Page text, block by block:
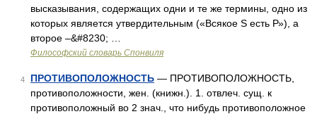
высказывания, содержащих одни и те же термины, одно из
которых является утвердительным («Всякое S есть Р»), а
второе –&#8230; …
Философский словарь Спонвиля
4 ПРОТИВОПОЛОЖНОСТЬ — ПРОТИВОПОЛОЖНОСТЬ,
противоположности, жен. (книжн.). 1. отвлеч. сущ. к
противоположный во 2 знач., что нибудь противоположное